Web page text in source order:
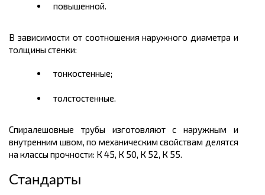
повышенной.
В зависимости от соотношения наружного диаметра и
толщины стенки:
тонкостенные;
толстостенные.
Спиралешовные трубы изготовляют с наружным и
внутренним швом, по механическим свойствам делятся
на классы прочности: К 45, К 50, К 52, К 55.
Стандарты